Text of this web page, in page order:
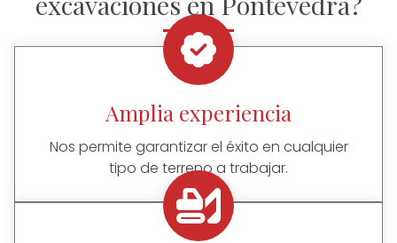
Amplia experiencia
Nos permite garantizar el éxito en cualquier
tipo de terreno a trabajar.